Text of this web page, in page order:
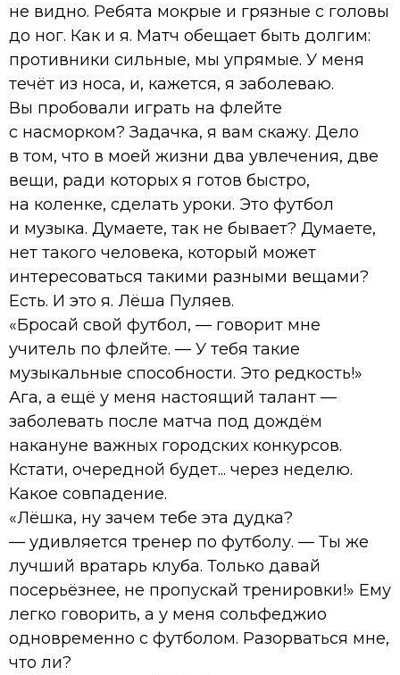
не видно. Ребята мокрые и грязные с головы
до ног. Как и я. Матч обещает быть долгим:
противники сильные, мы упрямые. У меня
течёт из носа, и, кажется, я заболеваю.
Вы пробовали играть на флейте
с насморком? Задачка, я вам скажу. Дело
в том, что в моей жизни два увлечения, две
вещи, ради которых я готов быстро,
на коленке, сделать уроки. Это футбол
и музыка. Думаете, так не бывает? Думаете,
нет такого человека, который может
интересоваться такими разными вещами?
Есть. И это я. Лёша Пуляев.
«Бросай свой футбол, — говорит мне
учитель по флейте. — У тебя такие
музыкальные способности. Это редкость!»
Ага, а ещё у меня настоящий талант —
заболевать после матча под дождём
накануне важных городских конкурсов.
Кстати, очередной будет... через неделю.
Какое совпадение.
«Лёшка, ну зачем тебе эта дудка?
— удивляется тренер по футболу. — Ты же
лучший вратарь клуба. Только давай
посерьёзнее, не пропускай тренировки!» Ему
легко говорить, а у меня сольфеджио
одновременно с футболом. Разорваться мне,
что ли?